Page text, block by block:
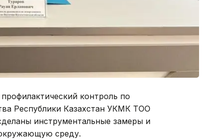
контроль по
Республики Казахстан УКМК ТОО
инструментальные замеры и
среду.